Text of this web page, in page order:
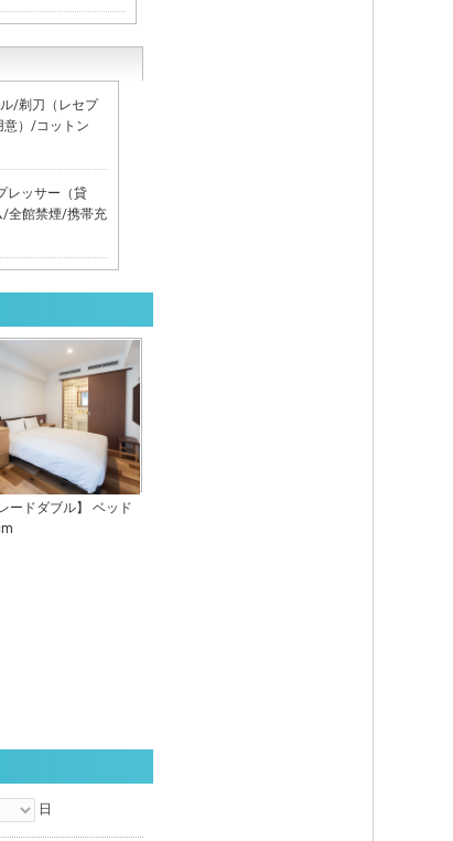
/剃刀（レセプ
意）/コットン
レッサー（貸
/全館禁煙/携帯充
ードダブル】 ベッド
日